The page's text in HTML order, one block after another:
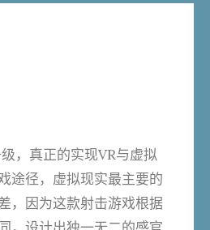
，真正的实现VR与虚拟
途径，虚拟现实最主要的
，因为这款射击游戏根据